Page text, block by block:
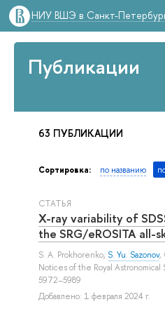
НИУ ВШЭ в Санкт-
Публикации
63 ПУБЛИКАЦИИ
Сортировка: по названию
СТАТЬЯ
X-ray variability of
the SRG/eROSITA all-
S. A. Prokhorenko, S. Yu. Sazonov,
Notices of the Royal Astronomical
5972–5989
Добавлено: 1 февраля 2024 г.